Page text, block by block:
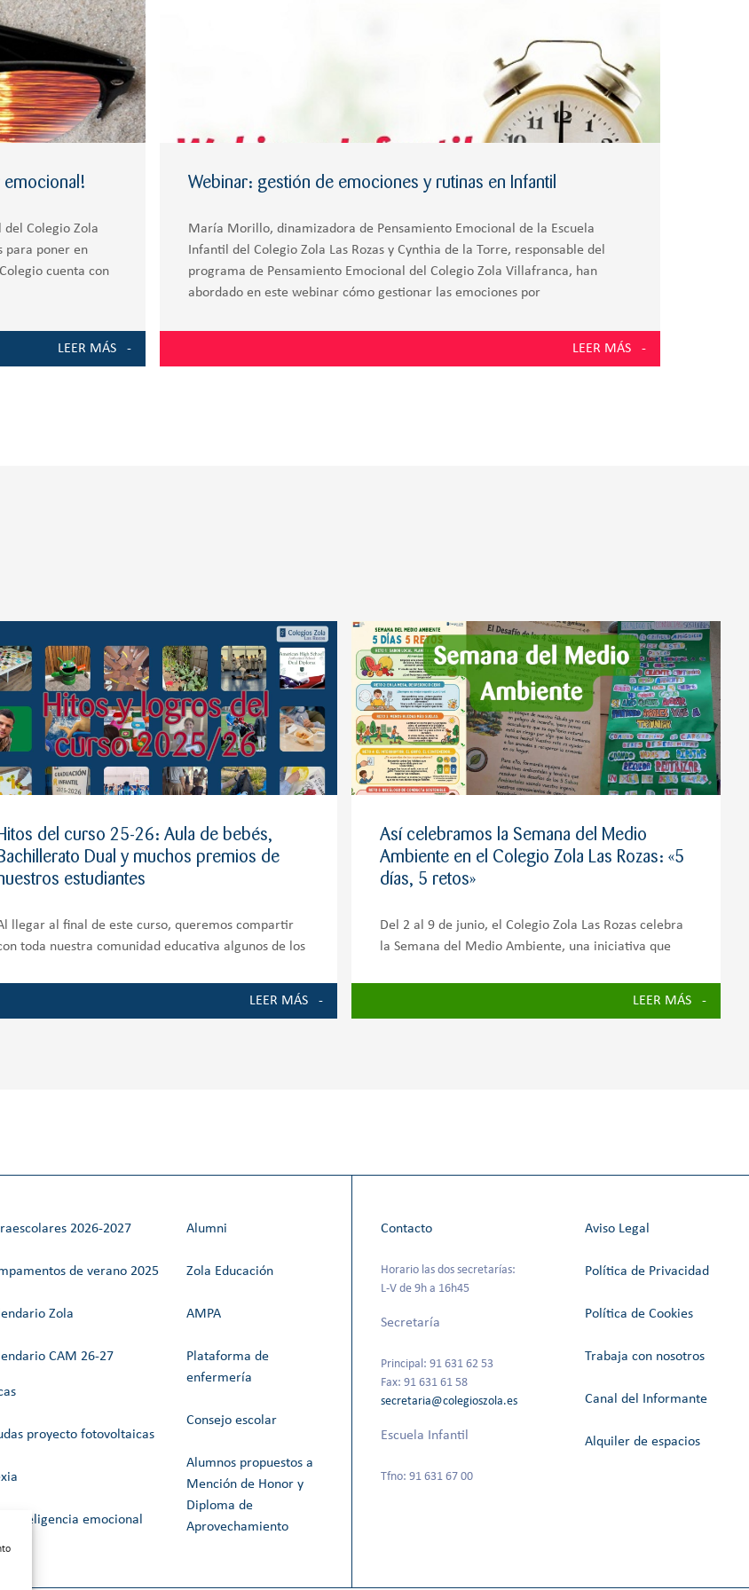
del Colegio Zola
para poner en
cuenta con
LEER MÁS
Webinar: gestión de emociones y rutinas en Infantil
María Morillo, dinamizadora de Pensamiento Emocional de la Escuela
Infantil del Colegio Zola Las Rozas y Cynthia de la Torre, responsable del
programa de Pensamiento Emocional del Colegio Zola Villafranca, han
abordado en este webinar cómo gestionar las emociones por
LEER MÁS
del curso 25-26: Aula de bebés,
Dual y muchos premios de
estudiantes
llegar al final de este curso, queremos compartir
toda nuestra comunidad educativa algunos de los
LEER MÁS
Así celebramos la Semana del Medio
Ambiente en el Colegio Zola Las Rozas: «5
días, 5 retos»
Del 2 al 9 de junio, el Colegio Zola Las Rozas celebra
la Semana del Medio Ambiente, una iniciativa que
LEER MÁS
2026-2027
de verano 2025
Zola
CAM 26-27
proyecto fotovoltaicas
Inteligencia emocional
Alumni
Zola Educación
AMPA
Plataforma de
enfermería
Consejo escolar
Alumnos propuestos a
Mención de Honor y
Diploma de
Aprovechamiento
Contacto
Horario las dos secretarías:
L-V de 9h a 16h45
Secretaría
Principal: 91 631 62 53
Fax: 91 631 61 58
secretaria@colegioszola.es
Escuela Infantil
Tfno: 91 631 67 00
Aviso Legal
Política de Privacidad
Política de Cookies
Trabaja con nosotros
Canal del Informante
Alquiler de espacios